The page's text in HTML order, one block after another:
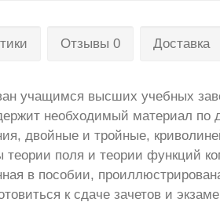
Отзывы 0 Доставка
учащимся высших учебных
необходимый материал
двойные и тройные,
поля и теории функций
в пособии,
к сдаче зачетов и